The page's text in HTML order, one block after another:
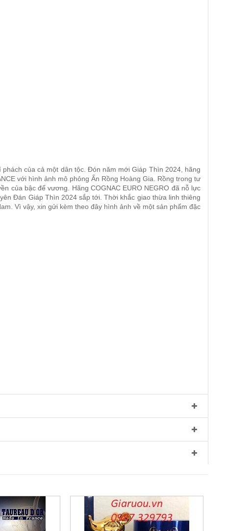
của cả một dân tộc. Đón năm mới Giáp Thìn 2024, hãng
với hình ảnh mô phỏng Ấn Rồng Hoàng Gia. Rồng trong tư
của bậc đế vương. Hãng COGNAC EURO NEGRO đã nỗ lực
Đán Giáp Thìn 2024 sắp tới. Thời khắc giao thừa linh thiêng
Vì vậy, xin gửi kèm theo đây hình ảnh về một sản phẩm đặc